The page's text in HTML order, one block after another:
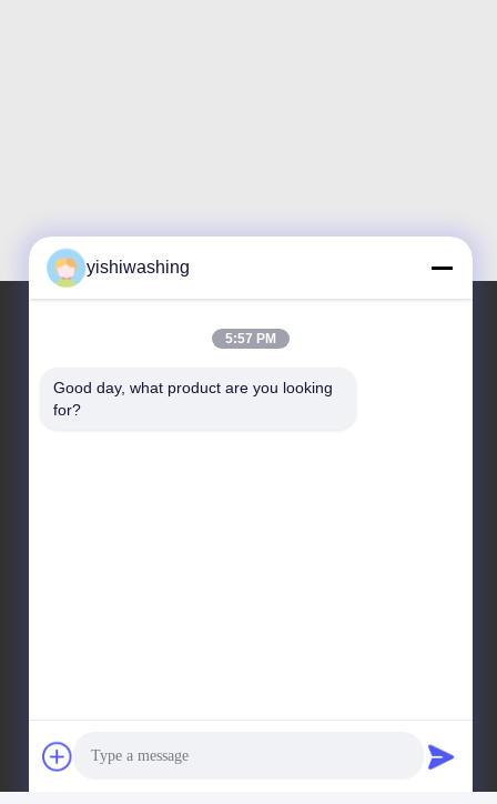
住所
会社所在地
yishiwashing
5:57 PM
Good day, what product are you looking
for?